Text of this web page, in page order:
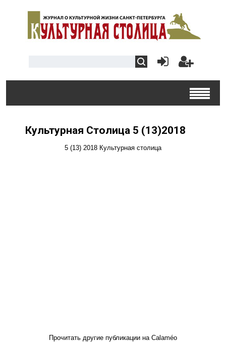
Культурная Столица 5 (13)2018
5 (13) 2018 Культурная столица
Прочитать другие публикации на Calaméo